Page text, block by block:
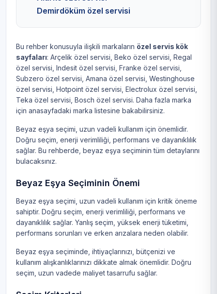
Demirdöküm özel servisi
Bu rehber konusuyla ilişkili markaların özel servis kök
sayfaları: Arçelik özel servisi Beko özel servisi Regal
özel servisi Indesit özel servisi Franke özel servisi
Subzero özel servisi Amana özel servisi Westinghouse
özel servisi Hotpoint özel servisi Electrolux özel servisi
Teka özel servisi Bosch özel servisi. Daha fazla marka
için anasayfadaki marka listesine bakabilirsiniz.
Beyaz eşya seçimi, uzun vadeli kullanım için önemlidir.
Doğru seçim, enerji verimliliği, performans ve dayanıklılık
sağlar. Bu rehberde, beyaz eşya seçiminin tüm detaylarını
bulacaksınız.
Beyaz Eşya Seçiminin Önemi
Beyaz eşya seçimi, uzun vadeli kullanım için kritik öneme
sahiptir. Doğru seçim, enerji verimliliği, performans ve
dayanıklılık sağlar. Yanlış seçim, yüksek enerji tüketimi,
performans sorunları ve erken arızalara neden olabilir.
Beyaz eşya seçiminde, ihtiyaçlarınızı, bütçenizi ve
kullanım alışkanlıklarınızı dikkate almak önemlidir. Doğru
seçim, uzun vadede maliyet tasarrufu sağlar.